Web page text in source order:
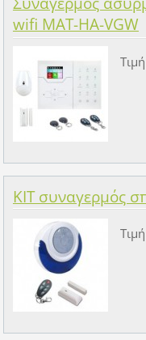
wifi MAT-HA-VGW
KIT συναγερμός